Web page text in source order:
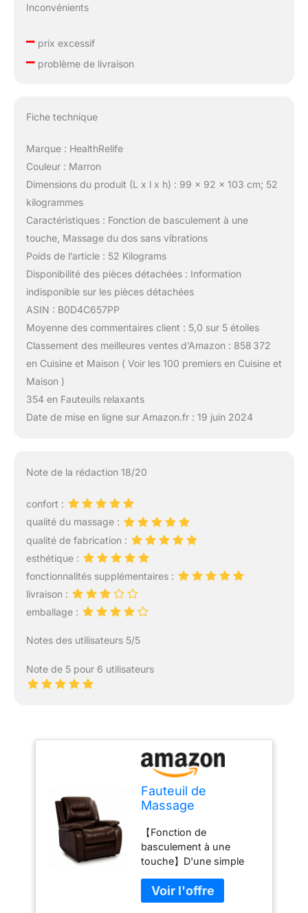
Inconvénients
–prix excessif
–problème de livraison
Fiche technique
Marque : HealthRelife
Couleur : Marron
Dimensions du produit (L x l x h) : 99 x 92 x 103 cm; 52
kilogrammes
Caractéristiques : Fonction de basculement à une
touche, Massage du dos sans vibrations
Poids de l’article : 52 Kilograms
Disponibilité des pièces détachées : Information
indisponible sur les pièces détachées
ASIN : B0D4C657PP
Moyenne des commentaires client : 5,0 sur 5 étoiles
Classement des meilleures ventes d’Amazon : 858 372
en Cuisine et Maison ( Voir les 100 premiers en Cuisine et
Maison )
354 en Fauteuils relaxants
Date de mise en ligne sur Amazon.fr : 19 juin 2024
Note de la rédaction 18/20
confort :
qualité du massage :
qualité de fabrication :
esthétique :
fonctionnalités supplémentaires :
livraison :
emballage :
Notes des utilisateurs 5/5
Note de 5 pour 6 utilisateurs
Fauteuil de
Massage
Classique avec
Massage du Dos,
Fonction de
Basculement à une
Touche, Marron
【Fonction de
basculement à une
touche】D'une simple
ce fauteuil se transforme
en une position allongée